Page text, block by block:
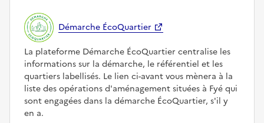
Démarche ÉcoQuartier
La plateforme Démarche ÉcoQuartier centralise les
informations sur la démarche, le référentiel et les
quartiers labellisés. Le lien ci-avant vous mènera à la
liste des opérations d'aménagement situées à Fyé qui
sont engagées dans la démarche ÉcoQuartier, s'il y
en a.